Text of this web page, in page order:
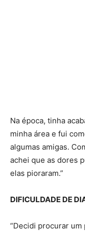
Na época, tinha
minha área e fui
algumas amigas.
achei que as dores
elas pioraram.”
DIFICULDADE DE
“Decidi procurar um